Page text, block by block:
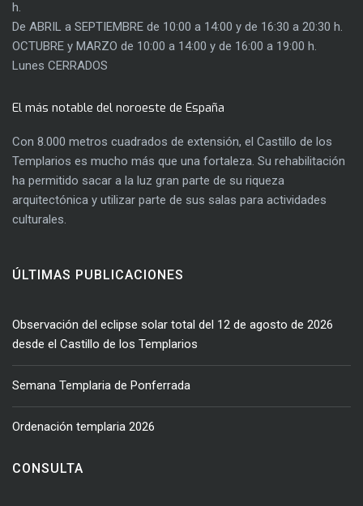
h.
De ABRIL a SEPTIEMBRE de 10:00 a 14:00 y de 16:30 a 20:30 h.
OCTUBRE y MARZO de 10:00 a 14:00 y de 16:00 a 19:00 h.
Lunes CERRADOS
El más notable del noroeste de España
Con 8.000 metros cuadrados de extensión, el Castillo de los
Templarios es mucho más que una fortaleza. Su rehabilitación
ha permitido sacar a la luz gran parte de su riqueza
arquitectónica y utilizar parte de sus salas para actividades
culturales.
ÚLTIMAS PUBLICACIONES
Observación del eclipse solar total del 12 de agosto de 2026
desde el Castillo de los Templarios
Semana Templaria de Ponferrada
Ordenación templaria 2026
CONSULTA